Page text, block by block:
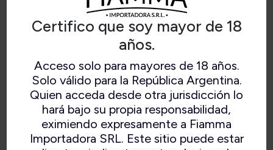
Certifico que soy mayor de 18
años.
Acceso solo para mayores de 18 años.
Solo válido para la República Argentina.
Quien acceda desde otra jurisdicción lo
hará bajo su propia responsabilidad,
eximiendo expresamente a Fiamma
Importadora SRL. Este sitio puede estar